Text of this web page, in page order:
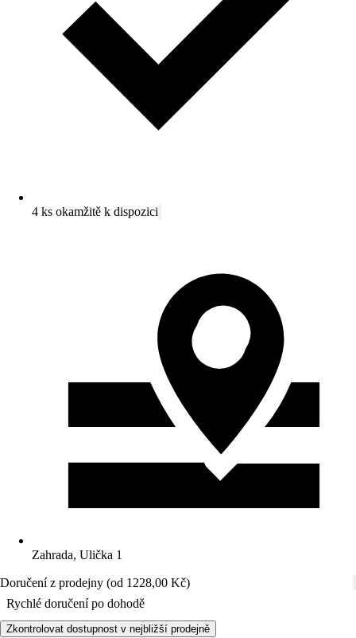
4 ks okamžitě k dispozici
Zahrada, Ulička 1
Doručení z prodejny (od 1228,00 Kč)
Rychlé doručení po dohodě
Zkontrolovat dostupnost v nejbližší prodejně